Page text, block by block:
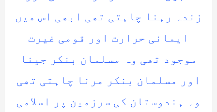
زندہ رہنا چاہتی تھی ابھی اس میں
ایمانی حرارت اور قومی غیرت
موجود تھی وہ مسلمان بنکر جینا
اور مسلمان بنکر مرنا چاہتی تھی
وہ ہندوستان کی سرزمین پر اسلامی